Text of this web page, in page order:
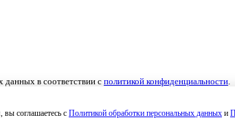
данных в соответствии с политикой конфиденциальности
соглашаетесь с Политикой обработки персональных данных и